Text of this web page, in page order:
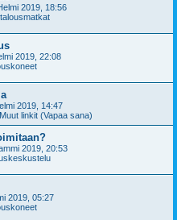
2019, 18:56
2019, 22:08
2019, 14:47
linkit (Vapaa sana)
2019, 20:53
2019, 05:27